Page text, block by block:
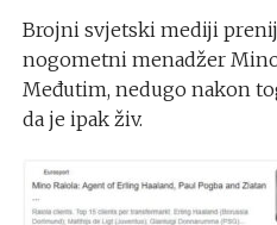
Brojni svjetski mediji
nogometni menadžer
Međutim, nedugo nakon
da je ipak živ.